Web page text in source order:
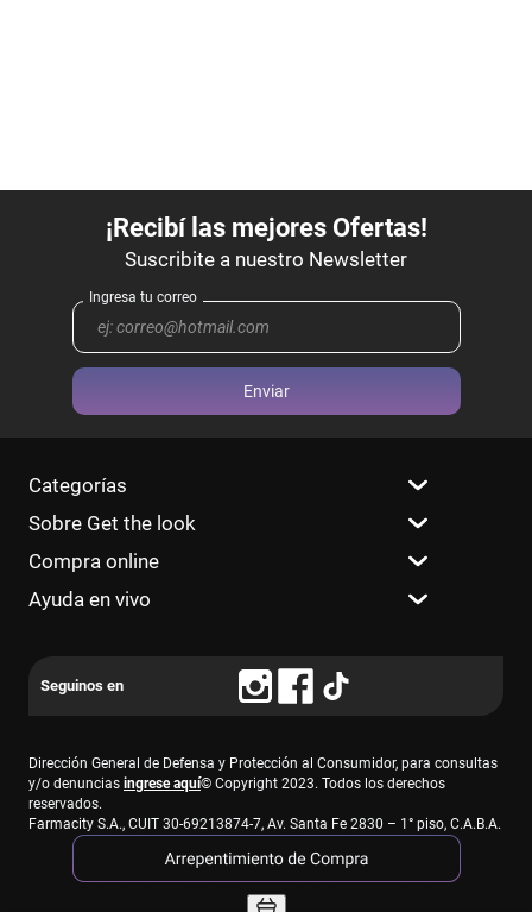
Enviar
Categorías
Sobre Get the look
Compra online
Ayuda en vivo
Dirección General de Defensa y Protección al Consumidor, para consultas
y/o denuncias ingrese aquí© Copyright 2023. Todos los derechos
reservados.
Farmacity S.A., CUIT 30-69213874-7, Av. Santa Fe 2830 – 1° piso, C.A.B.A.